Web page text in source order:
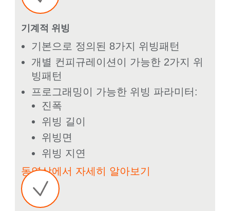
기계적 위빙
기본으로 정의된 8가지 위빙패턴
개별 컨피규레이션이 가능한 2가지 위
빙패턴
프로그래밍이 가능한 위빙 파라미터:
진폭
위빙 길이
위빙면
위빙 지연
동영상에서 자세히 알아보기